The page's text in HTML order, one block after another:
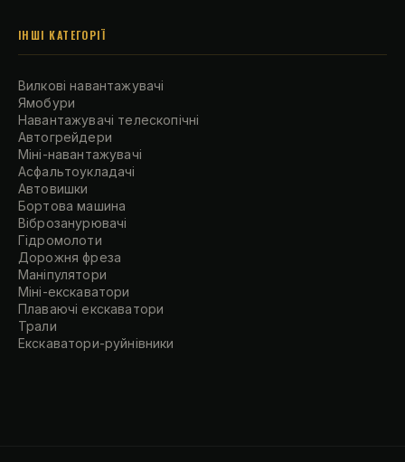
ІНШІ КАТЕГОРІЇ
Вилкові навантажувачі
Ямобури
Навантажувачі телескопічні
Автогрейдери
Міні-навантажувачі
Асфальтоукладачі
Автовишки
Бортова машина
Віброзанурювачі
Гідромолоти
Дорожня фреза
Маніпулятори
Міні-екскаватори
Плаваючі екскаватори
Трали
Екскаватори-руйнівники